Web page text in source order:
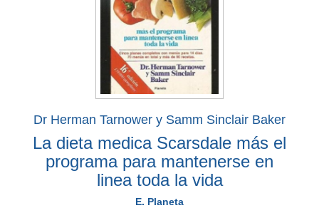
Dr Herman Tarnower y Samm Sinclair Baker
La dieta medica Scarsdale más el
programa para mantenerse en
linea toda la vida
E. Planeta